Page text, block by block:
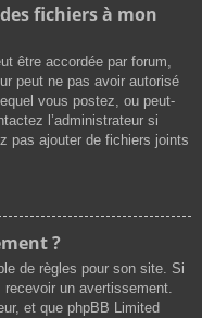
fichiers à mon
être accordée par forum,
peut ne pas avoir autorisé
vous postez, ou peut-
l’administrateur si
pas ajouter de fichiers joints
?
de règles pour son site. Si
un avertissement.
et que phpBB Limited